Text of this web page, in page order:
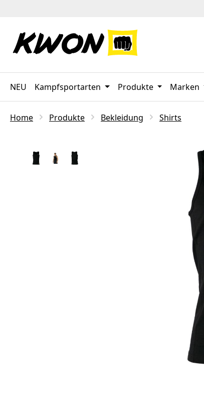
NEU Kampfsportarten Produkte Marken
Home Produkte Bekleidung Shirts